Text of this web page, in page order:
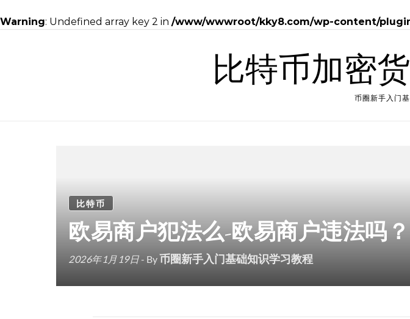
Warning: Undefined array key 2 in /www/wwwroot/kky8.com/wp-content/
比特币加密
币圈新手入门
比特币
欧易商户犯法么-欧易商户违法吗？
2026年1月19日- By币圈新手入门基础知识学习教程